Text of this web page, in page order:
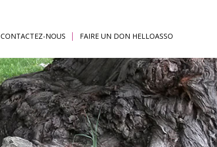
CONTACTEZ-NOUS FAIRE UN DON HELLOASSO